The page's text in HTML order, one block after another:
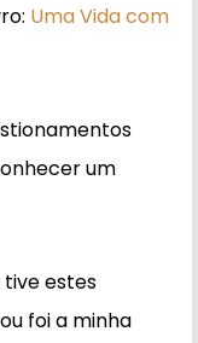
Uma Vida com
um
tive estes
foi a minha